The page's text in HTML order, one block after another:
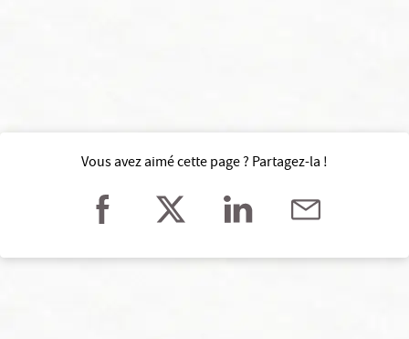
Vous avez aimé cette page ? Partagez-la !